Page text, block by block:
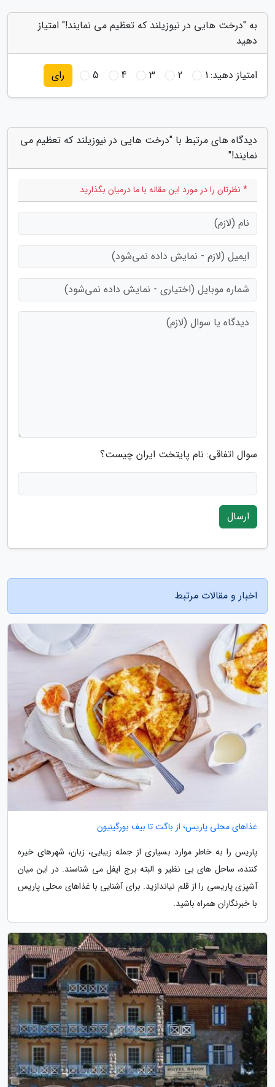
به "درخت هایی در نیوزیلند که تعظیم می نمایند!" امتیاز
دهید
امتیاز دهید:1
2
3
4
5 رای
دیدگاه های مرتبط با "درخت هایی در نیوزیلند که تعظیم می
نمایند!"
* نظرتان را در مورد این مقاله با ما درمیان بگذارید
سوال اتفاقی: نام پایتخت ایران چیست؟
ارسال
اخبار و مقالات مرتبط
غذاهای محلی پاریس؛ از باگت تا بیف بورگینیون
پاریس را به خاطر موارد بسیاری از جمله زیبایی، زبان، شهرهای خیره
کننده، ساحل های بی نظیر و البته برج ایفل می شناسند. در این میان
آشپزی پاریسی را از قلم نیاندازید. برای آشنایی با غذاهای محلی پاریس
با خبرنگاران همراه باشید.